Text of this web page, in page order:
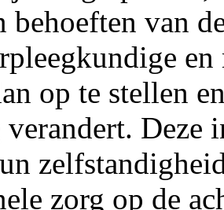
behoeften van
en
op te stellen
verandert. Deze
zorg op de